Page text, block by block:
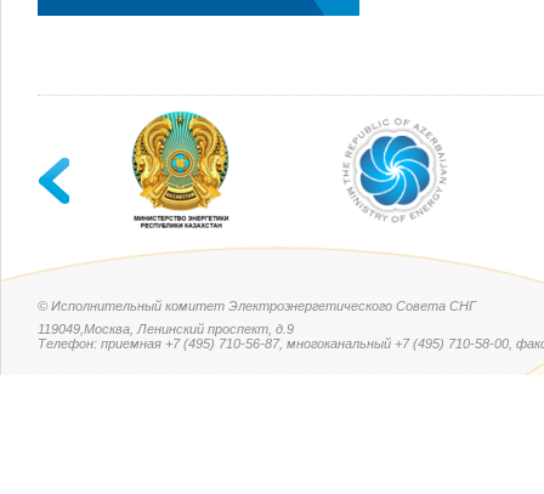
© Исполнительный комитет Электроэнергетического Совета СНГ
119049,Москва, Ленинский проспект, д.9
Телефон: приемная +7 (495) 710-56-87, многоканальный +7 (495) 710-58-00,